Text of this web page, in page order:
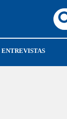
ENTREVISTAS